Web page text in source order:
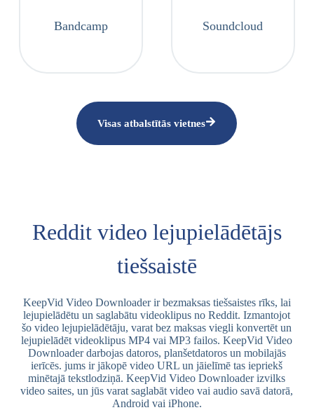
Bandcamp Soundcloud
Visas atbalstītās vietnes
Reddit video lejupielādētājs
tiešsaistē
KeepVid Video Downloader ir bezmaksas tiešsaistes rīks, lai
lejupielādētu un saglabātu videoklipus no Reddit. Izmantojot
šo video lejupielādētāju, varat bez maksas viegli konvertēt un
lejupielādēt videoklipus MP4 vai MP3 failos. KeepVid Video
Downloader darbojas datoros, planšetdatoros un mobilajās
ierīcēs. jums ir jākopē video URL un jāielīmē tas iepriekš
minētajā tekstlodziņā. KeepVid Video Downloader izvilks
video saites, un jūs varat saglabāt video vai audio savā datorā,
Android vai iPhone.